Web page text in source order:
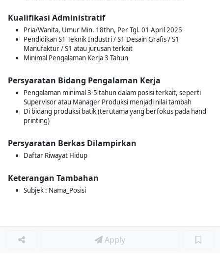
Kualifikasi Administratif
Pria/Wanita, Umur Min. 18thn, Per Tgl. 01 April 2025
Pendidikan S1 Teknik Industri / S1 Desain Grafis / S1
Manufaktur / S1 atau jurusan terkait
Minimal Pengalaman Kerja 3 Tahun
Persyaratan Bidang Pengalaman Kerja
Pengalaman minimal 3-5 tahun dalam posisi terkait, seperti
Supervisor atau Manager Produksi menjadi nilai tambah
Di bidang produksi batik (terutama yang berfokus pada hand
printing)
Persyaratan Berkas Dilampirkan
Daftar Riwayat Hidup
Keterangan Tambahan
Subjek : Nama_Posisi
Apply